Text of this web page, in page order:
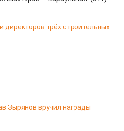
директоров трёх строительных
Зырянов вручил награды